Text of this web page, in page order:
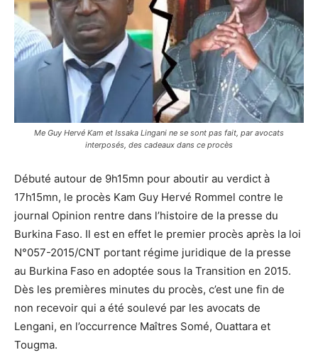
Me Guy Hervé Kam et Issaka Lingani ne se sont pas fait, par avocats
interposés, des cadeaux dans ce procès
Débuté autour de 9h15mn pour aboutir au verdict à
17h15mn, le procès Kam Guy Hervé Rommel contre le
journal Opinion rentre dans l’histoire de la presse du
Burkina Faso. Il est en effet le premier procès après la loi
N°057-2015/CNT portant régime juridique de la presse
au Burkina Faso en adoptée sous la Transition en 2015.
Dès les premières minutes du procès, c’est une fin de
non recevoir qui a été soulevé par les avocats de
Lengani, en l’occurrence Maîtres Somé, Ouattara et
Tougma.